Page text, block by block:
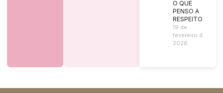
O QUE
PENSO A
RESPEITO?
19 de
fevereiro de
2026